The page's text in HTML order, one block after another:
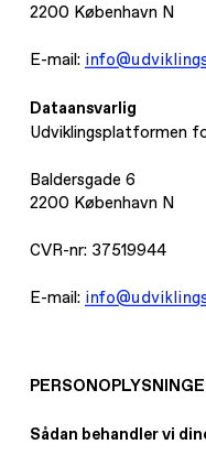
2200 København N
E-mail:
Dataansvarlig
Udviklingsplatformen
Baldersgade 6
2200 København N
CVR-nr: 37519944
E-mail:
Sådan behandler vi